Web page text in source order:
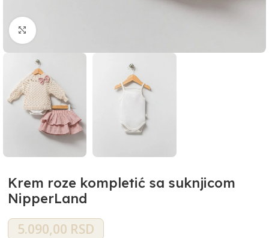
Klikni i zumiraj
Krem roze kompletić sa suknjicom
NipperLand
5.090,00 RSD